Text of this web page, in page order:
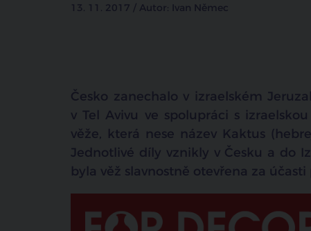
13. 11. 2017 / Autor: Ivan Němec
Česko zanechalo v izraelském
v Tel Avivu ve spolupráci s
věže, která nese název Kaktus
Jednotlivé díly vznikly v Česku a do
byla věž slavnostně otevřena za